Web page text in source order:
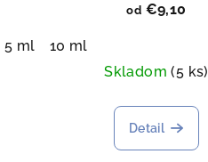
od €9,10
5 ml
10 ml
Skladom(5 ks)
Detail